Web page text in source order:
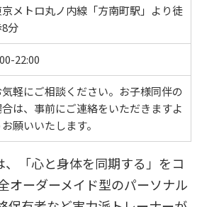
京メトロ丸ノ内線「方南町駅」より徒
分
22:00
気軽にご相談ください。お子様同伴の
合は、事前にご連絡をいただきますよ
お願いいたします。
、「心と身体を同期する」をコ
オーダーメイド型のパーソナル